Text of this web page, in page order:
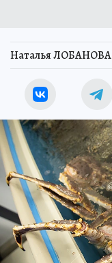
Наталья ЛОБАНОВА